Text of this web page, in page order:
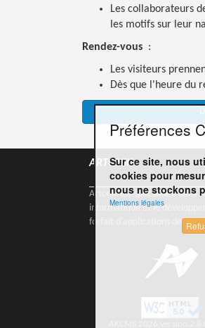
Les collaborateurs
les motifs sur leur
Rendez-vous :
Les visiteurs
Dès que l'heure du
ARTONIK
Artonik est spécialisée dans
informatique et le
forfait d'applications depuis
Préférences
Sur ce site, nous
cookies pour
nous ne stockons
Mentions légales